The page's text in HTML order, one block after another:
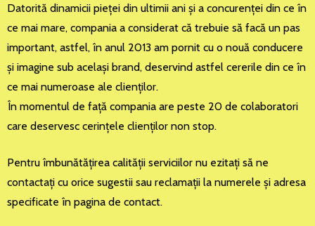
Datorită dinamicii pieţei din ultimii ani şi a concurenţei din ce în
ce mai mare, compania a considerat că trebuie să facă un pas
important, astfel, în anul 2013 am pornit cu o nouă conducere
şi imagine sub acelaşi brand, deservind astfel cererile din ce în
ce mai numeroase ale clienţilor.
În momentul de faţă compania are peste 20 de colaboratori
care deservesc cerinţele clienţilor non stop.
Pentru îmbunătăţirea calităţii serviciilor nu ezitaţi să ne
contactaţi cu orice sugestii sau reclamaţii la numerele şi adresa
specificate în pagina de contact.